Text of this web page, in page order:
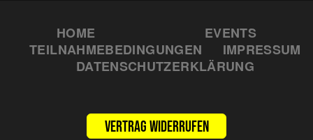
HOME
EVENTS
TEILNAHMEBEDINGUNGEN
IMPRESSUM
DATENSCHUTZERKLÄRUNG
Vertrag widerrufen